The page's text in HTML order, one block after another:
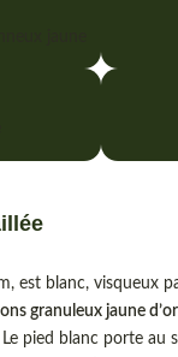
est blanc, visqueux
granuleux jaune d’or
pied blanc porte au